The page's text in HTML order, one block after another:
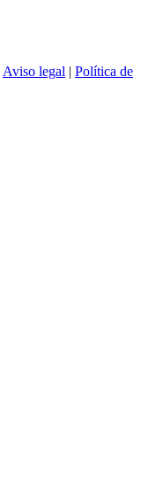
Aviso legal | Política de